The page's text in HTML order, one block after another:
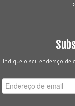
Indique o seu endereço de
Endereço
de